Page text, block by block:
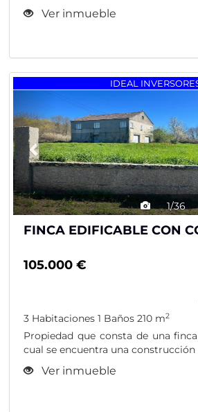
Ver inmueble
IDEAL
1/36
Previous
FINCA EDIFICABLE CON
105.000 €
3 Habitaciones 1 Baños 210 m2
Propiedad que consta de una
cual se encuentra una construcción
Ver inmueble